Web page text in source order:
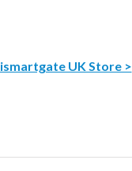
ismartgate UK Store >